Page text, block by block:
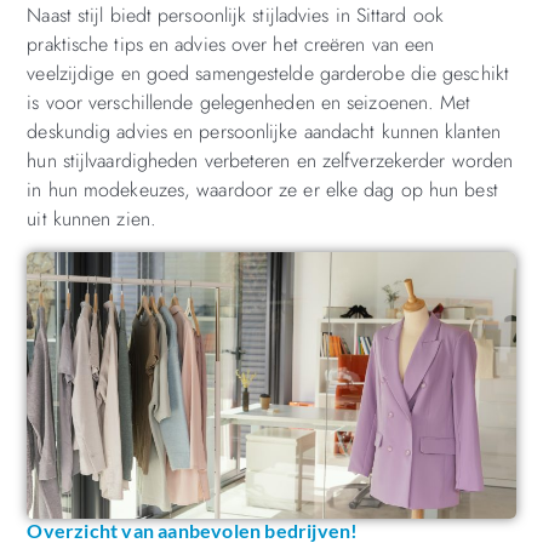
Naast stijl biedt persoonlijk stijladvies in Sittard ook
praktische tips en advies over het creëren van een
veelzijdige en goed samengestelde garderobe die geschikt
is voor verschillende gelegenheden en seizoenen. Met
deskundig advies en persoonlijke aandacht kunnen klanten
hun stijlvaardigheden verbeteren en zelfverzekerder worden
in hun modekeuzes, waardoor ze er elke dag op hun best
uit kunnen zien.
Overzicht van aanbevolen bedrijven!